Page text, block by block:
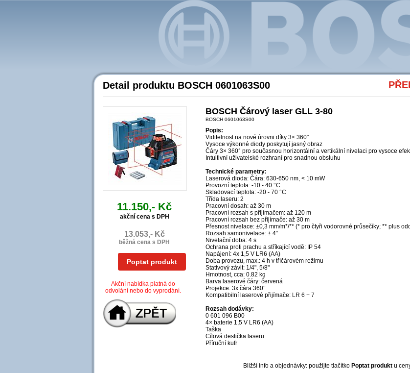
Akce Bosch
Detail produktu BOSCH 0601063S00
11.150,- Kč
akční cena s DPH
13.053,- Kč
běžná cena s DPH
Poptat produkt
Akční nabídka platná do
odvolání nebo do vyprodání.
BOSCH Čárový laser GLL 3-80
BOSCH 0601063S00
Popis:
Viditelnost na nové úrovni díky 3× 360°
Vysoce výkonné diody poskytují jasný obraz
Čáry 3× 360° pro současnou horizontální a vertikální nivelaci pro vysoce
Intuitivní uživatelské rozhraní pro snadnou obsluhu
Technické parametry:
Laserová dioda: Čára: 630-650 nm, < 10 mW
Provozní teplota: -10 - 40 °C
Skladovací teplota: -20 - 70 °C
Třída laseru: 2
Pracovní dosah: až 30 m
Pracovní rozsah s přijímačem: až 120 m
Pracovní rozsah bez přijímače: až 30 m
Přesnost nivelace: ±0,3 mm/m*/** (* pro čtyři vodorovné průsečíky; ** plus
Rozsah samonivelace: ± 4°
Nivelační doba: 4 s
Ochrana proti prachu a stříkající vodě: IP 54
Napájení: 4x 1,5 V LR6 (AA)
Doba provozu, max.: 4 h v tříčárovém režimu
Stativový závit: 1/4", 5/8"
Hmotnost, cca: 0.82 kg
Barva laserové čáry: červená
Projekce: 3x čára 360°
Kompatibilní laserové přijímače: LR 6 + 7
Rozsah dodávky:
0 601 096 B00
4× baterie 1,5 V LR6 (AA)
Taška
Cílová destička laseru
Příruční kufr
Bližší info a objednávky: použijte tlačítko Poptat produktu